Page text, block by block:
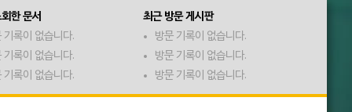
한 문서
기록이 없습니다.
기록이 없습니다.
기록이 없습니다.
최근 방문 게시판
방문 기록이 없습니다.
방문 기록이 없습니다.
방문 기록이 없습니다.